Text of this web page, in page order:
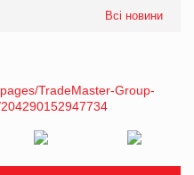
Всі новини